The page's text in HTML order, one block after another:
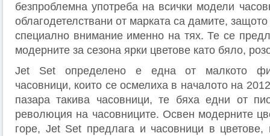
безпроблемна употреба на всички модели
облагодетелствани от марката са дамите,
специално внимание именно на тях. Те се
модерните за сезона ярки цветове като бяло,
Jet Set определено е една от малкото
часовници, които се осмелиха в началото на
пазара такива часовници, те бяха едни от
революция на часовниците. Освен модерните
горе, Jet Set предлага и часовници в цветове,